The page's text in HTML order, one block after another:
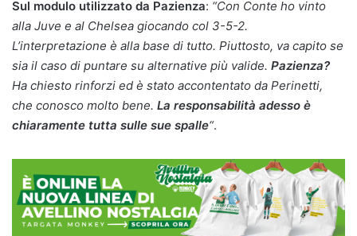
Sul modulo utilizzato da Pazienza: “Con Conte ho vinto
alla Juve e al Chelsea giocando col 3-5-2.
L’interpretazione è alla base di tutto. Piuttosto, va capito se
sia il caso di puntare su alternative più valide. Pazienza?
Ha chiesto rinforzi ed è stato accontentato da Perinetti,
che conosco molto bene. La responsabilità adesso è
chiaramente tutta sulle sue spalle“.